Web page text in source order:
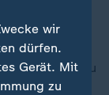
Zug der
sagte
kam jedoch zu
Rückstau
wir
dürfen.
Gerät. Mit
zu